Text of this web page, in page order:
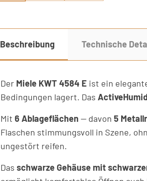
Beschreibung Technische
Der Miele KWT 4584 E ist ein
Bedingungen lagert. Das
Mit 6 Ablageflächen — davon 5
Flaschen stimmungsvoll in Szene,
ungestört reifen.
Das schwarze Gehäuse mit